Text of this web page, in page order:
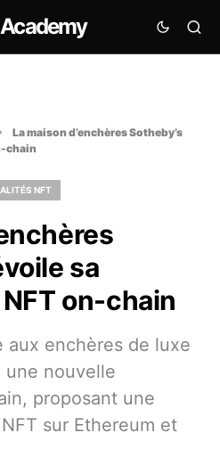
La maison d’enchères Sotheby’s
chain
NFT
sa
on-chain
aux enchères de luxe
une nouvelle
proposant une
sur Ethereum et